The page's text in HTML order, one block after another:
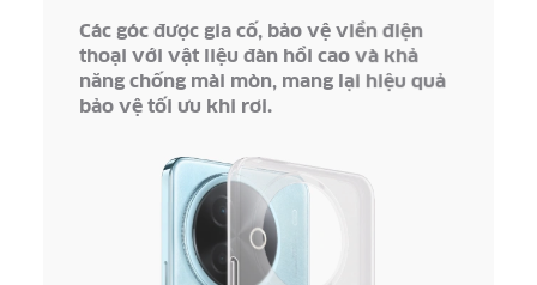
Các góc được gia cố, bảo vệ viền điện
thoại với vật liệu đàn hồi cao và khả
năng chống mài mòn, mang lại hiệu quả
bảo vệ tối ưu khi rơi.